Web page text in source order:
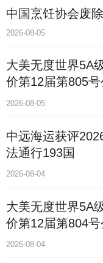
中国烹饪协会废
2026-08-05
大美无度世界5A
价第12届第805
2026-08-05
中远海运获评
法通行193国
2026-08-04
大美无度世界5A
价第12届第804
2026-08-04